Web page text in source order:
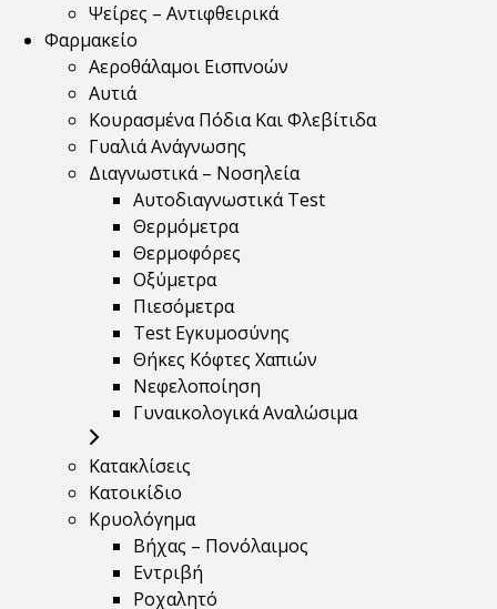
Ψείρες – Αντιφθειρικά
Φαρμακείο
Αεροθάλαμοι Εισπνοών
Αυτιά
Κουρασμένα Πόδια Και Φλεβίτιδα
Γυαλιά Ανάγνωσης
Διαγνωστικά – Νοσηλεία
Αυτοδιαγνωστικά Test
Θερμόμετρα
Θερμοφόρες
Οξύμετρα
Πιεσόμετρα
Test Εγκυμοσύνης
Θήκες Κόφτες Χαπιών
Νεφελοποίηση
Γυναικολογικά Αναλώσιμα
Κατακλίσεις
Κατοικίδιο
Κρυολόγημα
Βήχας – Πονόλαιμος
Εντριβή
Ροχαλητό